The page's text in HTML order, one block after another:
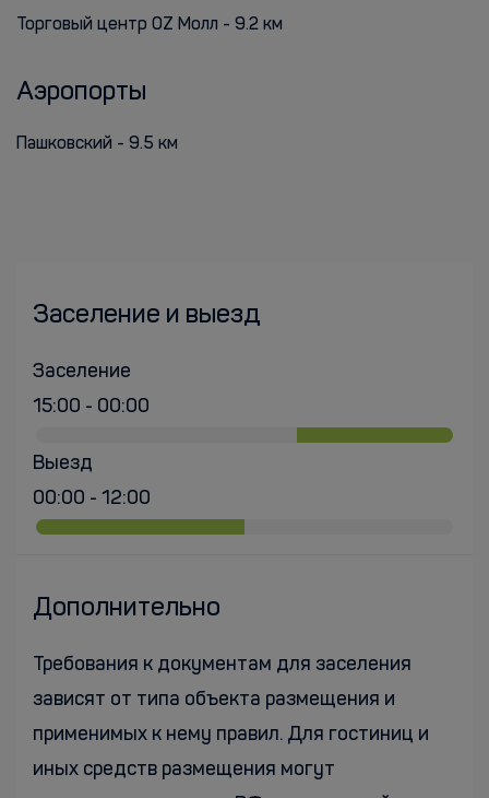
Торговый центр OZ Молл - 9.2 км
Аэропорты
Пашковский - 9.5 км
Заселение и выезд
Заселение
15:00 - 00:00
Выезд
00:00 - 12:00
Дополнительно
Требования к документам для заселения
зависят от типа объекта размещения и
применимых к нему правил. Для гостиниц и
иных средств размещения могут